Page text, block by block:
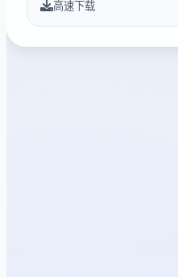
高速下载